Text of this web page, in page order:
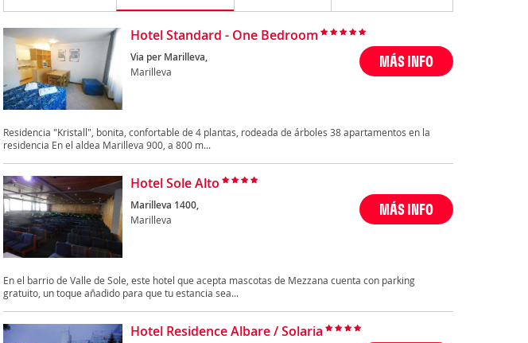
Hotel Standard - One Bedroom
Via per Marilleva,
Marilleva
MÁS INFO
Residencia "Kristall", bonita, confortable de 4 plantas, rodeada de árboles 38 apartamentos en la
residencia En el aldea Marilleva 900, a 800 m...
Hotel Sole Alto
Marilleva 1400,
Marilleva
MÁS INFO
En el barrio de Valle de Sole, este hotel que acepta mascotas de Mezzana cuenta con parking
gratuito, un toque añadido para que tu estancia sea...
Hotel Residence Albare / Solaria